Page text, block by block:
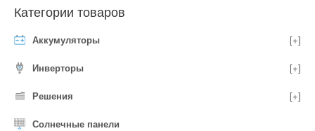
Категории товаров
Аккумуляторы [+]
Инверторы [+]
Решения [+]
Солнечные панели